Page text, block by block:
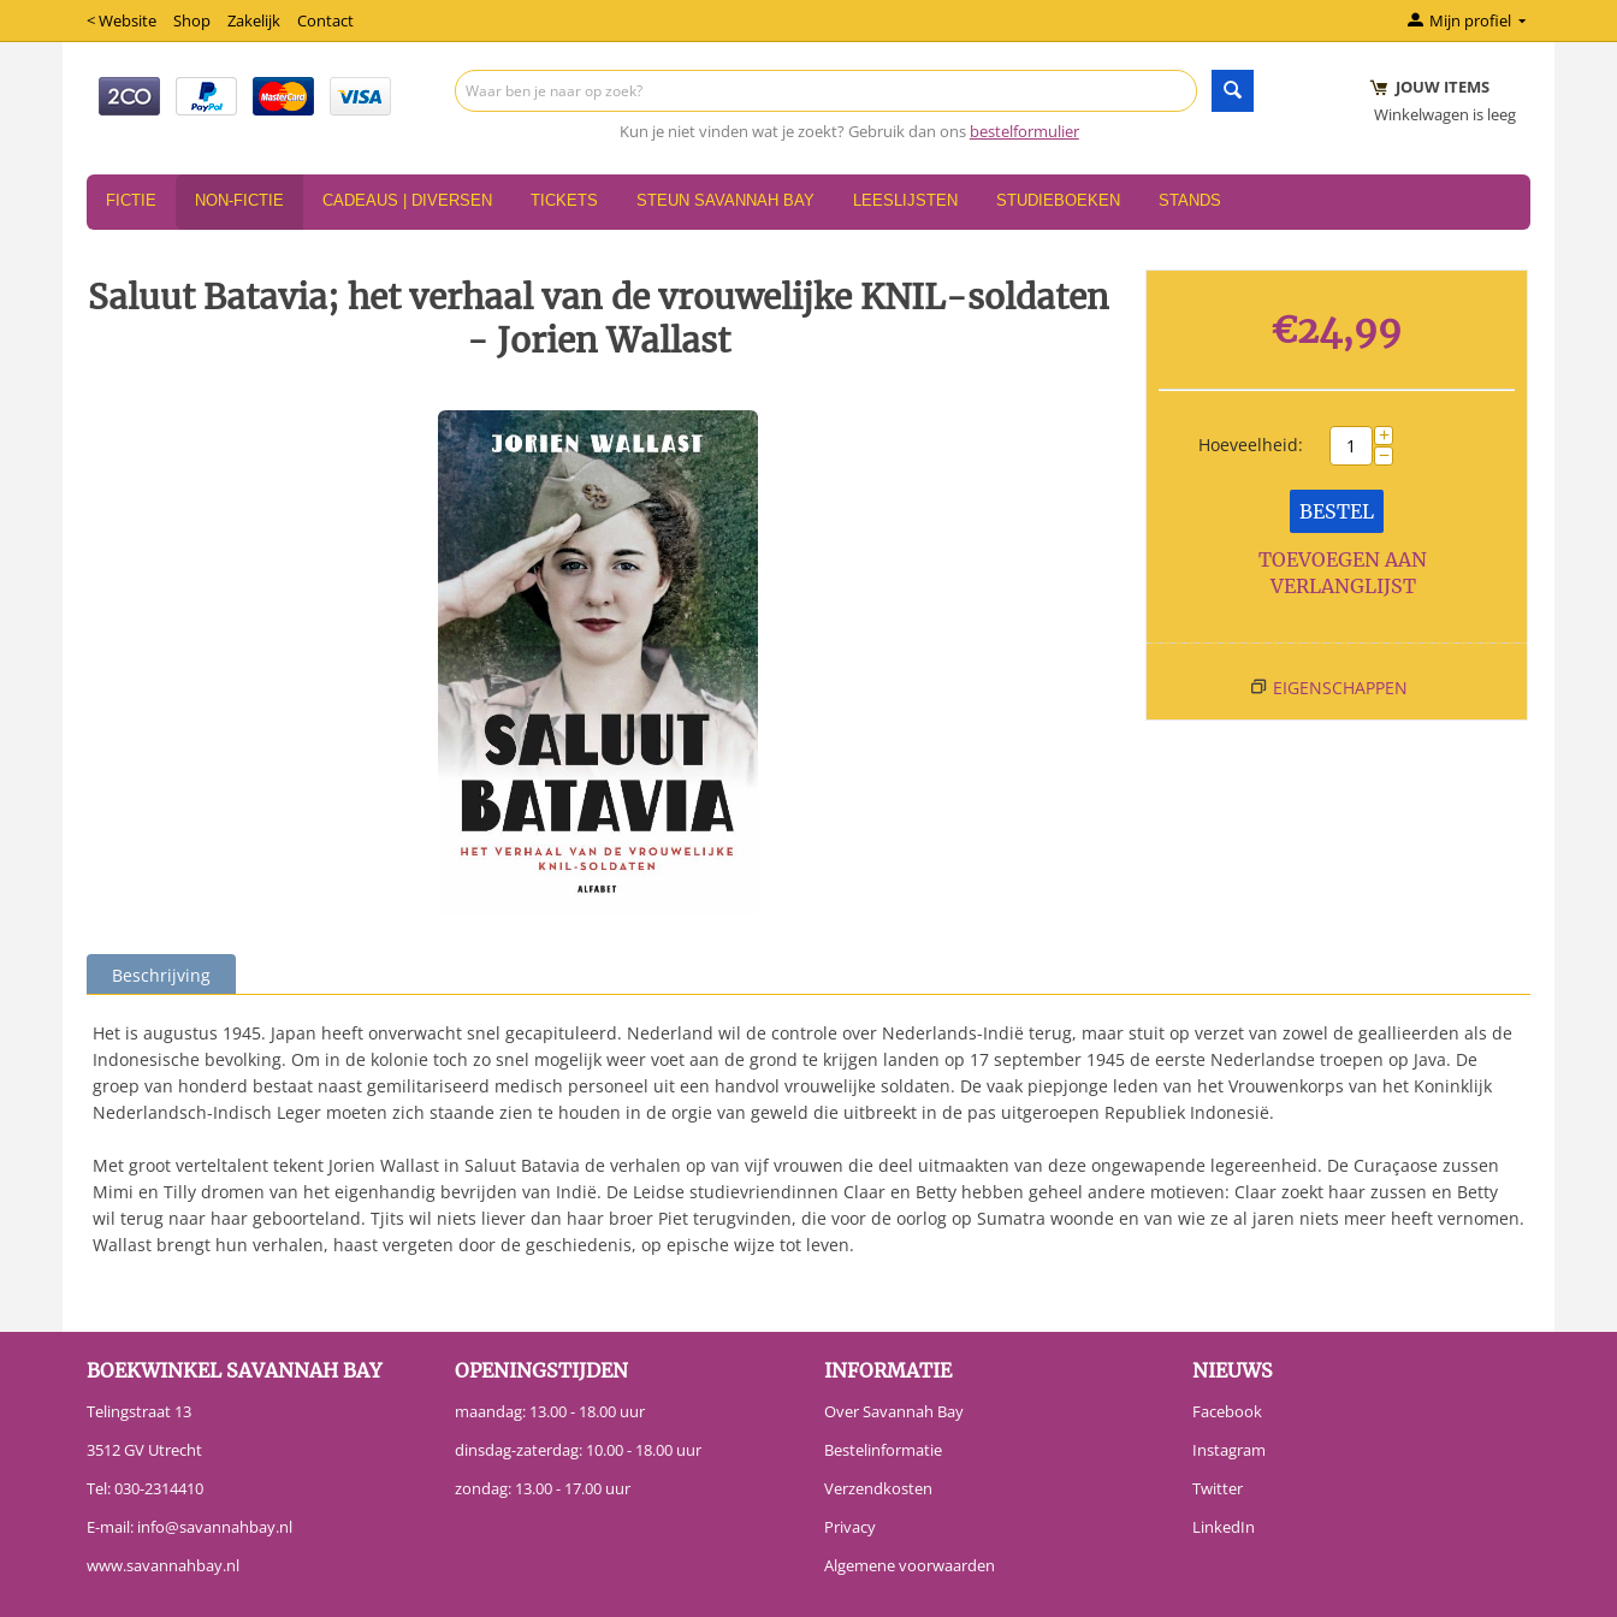
< Website Shop Zakelijk Contact Mijn profiel
Kun je niet vinden wat je zoekt? Gebruik dan ons bestelformulier
JOUW ITEMS
Winkelwagen is leeg
FICTIE NON-FICTIE CADEAUS | DIVERSEN TICKETS STEUN SAVANNAH BAY LEESLIJSTEN STUDIEBOEKEN STANDS
Saluut Batavia; het verhaal van de vrouwelijke KNIL-soldaten
- Jorien Wallast
€24,99
Hoeveelheid: +
−
BESTEL
TOEVOEGEN AAN
VERLANGLIJST
EIGENSCHAPPEN
Beschrijving
Het is augustus 1945. Japan heeft onverwacht snel gecapituleerd. Nederland wil de controle over Nederlands-Indië terug, maar stuit op verzet van zowel de geallieerden als de
Indonesische bevolking. Om in de kolonie toch zo snel mogelijk weer voet aan de grond te krijgen landen op 17 september 1945 de eerste Nederlandse troepen op Java. De
groep van honderd bestaat naast gemilitariseerd medisch personeel uit een handvol vrouwelijke soldaten. De vaak piepjonge leden van het Vrouwenkorps van het Koninklijk
Nederlandsch-Indisch Leger moeten zich staande zien te houden in de orgie van geweld die uitbreekt in de pas uitgeroepen Republiek Indonesië.
Met groot verteltalent tekent Jorien Wallast in Saluut Batavia de verhalen op van vijf vrouwen die deel uitmaakten van deze ongewapende legereenheid. De Curaçaose zussen
Mimi en Tilly dromen van het eigenhandig bevrijden van Indië. De Leidse studievriendinnen Claar en Betty hebben geheel andere motieven: Claar zoekt haar zussen en Betty
wil terug naar haar geboorteland. Tjits wil niets liever dan haar broer Piet terugvinden, die voor de oorlog op Sumatra woonde en van wie ze al jaren niets meer heeft vernomen.
Wallast brengt hun verhalen, haast vergeten door de geschiedenis, op epische wijze tot leven.
BOEKWINKEL SAVANNAH BAY
Telingstraat 13
3512 GV Utrecht
Tel:030-2314410
E-mail: info@savannahbay.nl
www.savannahbay.nl
OPENINGSTIJDEN
maandag: 13.00 - 18.00 uur
dinsdag-zaterdag: 10.00 - 18.00 uur
zondag: 13.00 - 17.00 uur
INFORMATIE
Over Savannah Bay
Bestelinformatie
Verzendkosten
Privacy
Algemene voorwaarden
NIEUWS
Facebook
Instagram
Twitter
LinkedIn